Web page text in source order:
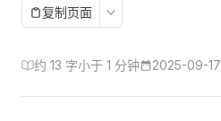
复制页面
约 13 字小于 1 分钟 2025-09-17